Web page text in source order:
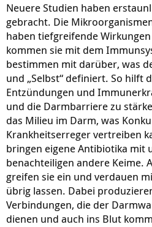
Neuere Studien haben
gebracht. Die
haben tiefgreifende
kommen sie mit dem
bestimmen mit darüber, was
und „Selbst“ definiert. So hilft
Entzündungen und
und die Darmbarriere zu
das Milieu im Darm, was
Krankheitserreger vertreiben
bringen eigene Antibiotika mit
benachteiligen andere Keime.
greifen sie ein und verdauen
übrig lassen. Dabei
Verbindungen, die der
dienen und auch ins Blut